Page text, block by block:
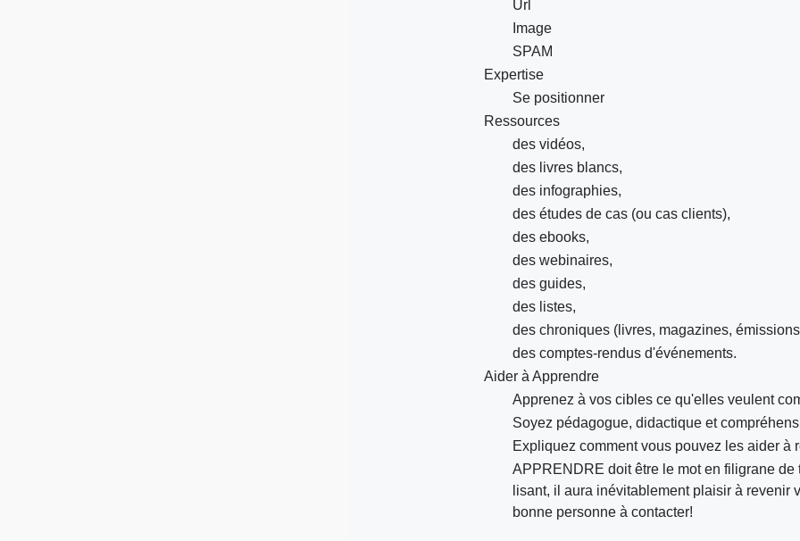
Url
Image
SPAM
Expertise
Se positionner
Ressources
des vidéos,
des livres blancs,
des infographies,
des études de cas (ou cas clients),
des ebooks,
des webinaires,
des guides,
des listes,
des chroniques (livres, magazines,
des comptes-rendus d'événements.
Aider à Apprendre
Apprenez à vos cibles ce qu'elles veulent
Soyez pédagogue, didactique et
Expliquez comment vous pouvez les aider à
APPRENDRE doit être le mot en filigrane
lisant, il aura inévitablement plaisir à
bonne personne à contacter!